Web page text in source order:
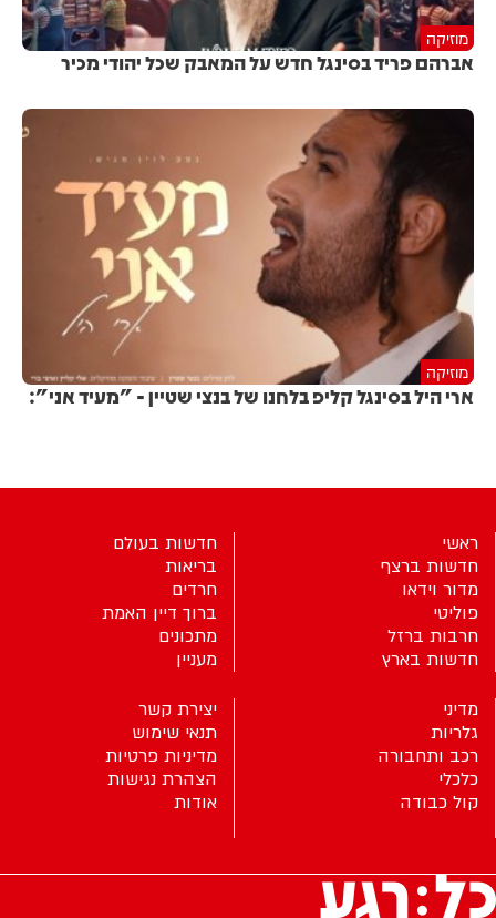
מוזיקה
אברהם פריד בסינגל חדש על המאבק שכל יהודי מכיר
מוזיקה
ארי היל בסינגל קליפ בלחנו של בנצי שטיין - "מעיד אני":
ראשי
חדשות ברצף
מדור וידאו
פוליטי
חרבות ברזל
חדשות בארץ
חדשות בעולם
בריאות
חרדים
ברוך דיין האמת
מתכונים
מעניין
מדיני
גלריות
רכב ותחבורה
כלכלי
קול כבודה
יצירת קשר
תנאי שימוש
מדיניות פרטיות
הצהרת נגישות
אודות